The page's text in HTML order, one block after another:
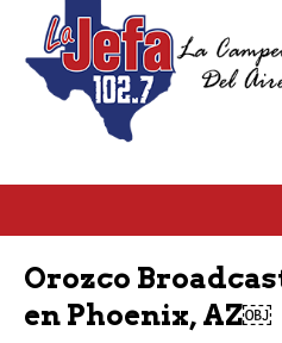
Orozco
en Phoenix, AZ￼